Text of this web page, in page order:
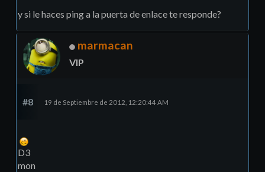
y si le haces ping a la puerta de enlace te responde?
marmacan
VIP
#8 19 de Septiembre de 2012, 12:20:44 AM
D3
mon